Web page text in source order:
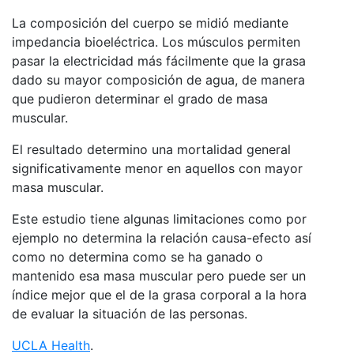
La composición del cuerpo se midió mediante
impedancia bioeléctrica. Los músculos permiten
pasar la electricidad más fácilmente que la grasa
dado su mayor composición de agua, de manera
que pudieron determinar el grado de masa
muscular.
El resultado determino una mortalidad general
significativamente menor en aquellos con mayor
masa muscular.
Este estudio tiene algunas limitaciones como por
ejemplo no determina la relación causa-efecto así
como no determina como se ha ganado o
mantenido esa masa muscular pero puede ser un
índice mejor que el de la grasa corporal a la hora
de evaluar la situación de las personas.
UCLA Health.